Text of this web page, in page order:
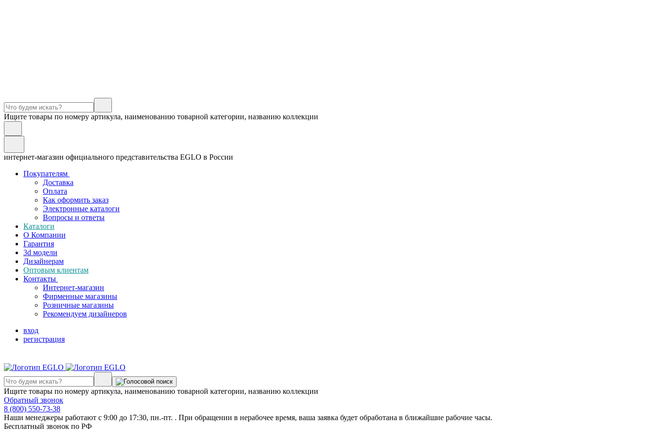
Ищите товары по номеру артикула, наименованию товарной категории, названию коллекции
интернет-магазин официального представительства EGLO в России
Покупателям
Доставка
Оплата
Как оформить заказ
Электронные каталоги
Вопросы и ответы
Каталоги
О Компании
Гарантия
3d модели
Дизайнерам
Оптовым клиентам
Контакты
Интернет-магазин
Фирменные магазины
Розничные магазины
Рекомендуем дизайнеров
вход
регистрация
Ищите товары по номеру артикула, наименованию товарной категории, названию коллекции
Обратный звонок
8 (800) 550-73-38
Наши менеджеры работают с 9:00 до 17:30, пн.-пт. . При обращении в нерабочее время, ваша заявка будет обработана в ближайшие рабочие часы.
Бесплатный звонок по РФ